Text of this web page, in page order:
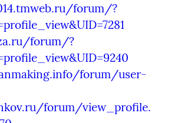
forum/?
forum/?
forum/user-
forum/view_profile.